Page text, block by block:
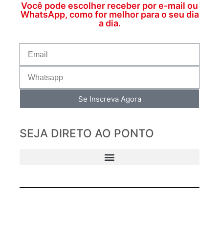
Você pode escolher receber por e-mail ou
WhatsApp, como for melhor para o seu dia
a dia.
Se Inscreva Agora
SEJA DIRETO AO PONTO